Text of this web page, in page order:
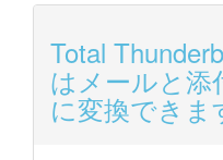
Total
はメールと添
に変換できま